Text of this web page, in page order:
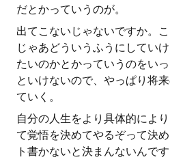
だとかっていうのが。
出てこないじゃないですか。
じゃあどういうふうにしてい
たいのかとかっていうのをい
といけないので、やっぱり将
ていく。
自分の人生をより具体的によ
て覚悟を決めてやるぞって決
ト書かないと決まんないんです